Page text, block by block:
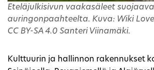
Eteläjulkisivun vaakasäleet
auringonpaahteelta. Kuva: Wiki
CC BY-SA 4.0 Santeri Viinamäki.
Kulttuurin ja hallinnon rakennukset